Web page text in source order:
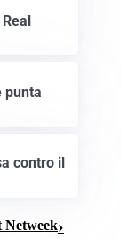
punta
contro il